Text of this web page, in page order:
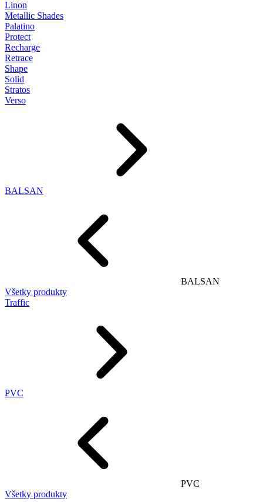
Linon
Metallic Shades
Palatino
Protect
Recharge
Retrace
Shape
Solid
Stratos
Verso
BALSAN
BALSAN
Všetky produkty
Traffic
PVC
PVC
Všetky produkty